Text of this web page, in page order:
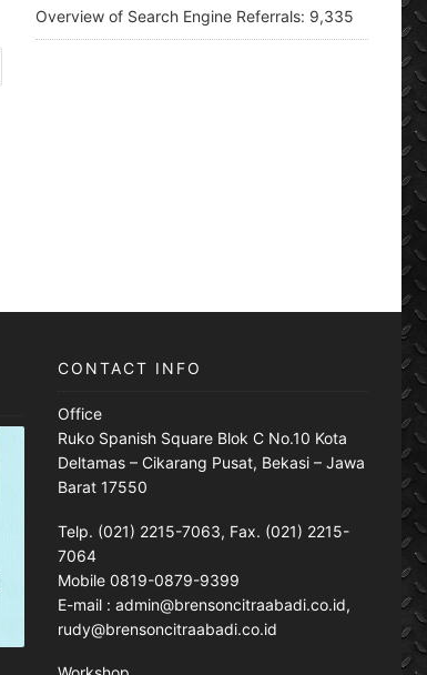
Overview of Search Engine Referrals: 9,335
CONTACT INFO
Office
Ruko Spanish Square Blok C No.10 Kota
Deltamas – Cikarang Pusat, Bekasi – Jawa
Barat 17550
Telp. (021) 2215-7063, Fax. (021) 2215-
7064
Mobile 0819-0879-9399
E-mail : admin@brensoncitraabadi.co.id,
rudy@brensoncitraabadi.co.id